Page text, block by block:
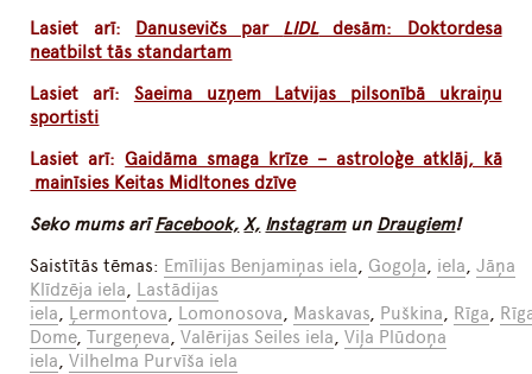
Lasiet arī:
Danusevičs par LIDLdesām: Doktordesa
neatbilst tās standartam
Lasiet arī: Saeima uzņem Latvijas pilsonībā ukraiņu
sportisti
Lasiet arī:Gaidāma smaga krīze – astroloģe atklāj, kā
mainīsies Keitas Midltones dzīve
Seko mums arīFacebook, X, Instagramun Draugiem!
Saistītās tēmas: Emīlijas Benjamiņas iela, Gogoļa, iela,Jāņa
Klīdzēja iela, Lastādijas
iela, Ļermontova, Lomonosova, Maskavas, Puškina, Rīga,
Dome,Turgeņeva,Valērijas Seiles iela,Viļa Plūdoņa
iela,Vilhelma Purvīša iela